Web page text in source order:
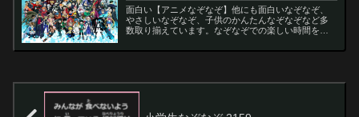
面白い【アニメなぞなぞ】他にも面白いなぞなぞ、
やさしいなぞなぞ、子供のかんたんなぞなぞなど多
数取り揃えています。なぞなぞでの楽しい時間をお